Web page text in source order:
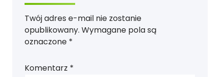
Twój adres e-mail nie zostanie
opublikowany. Wymagane pola są
oznaczone *
Komentarz *